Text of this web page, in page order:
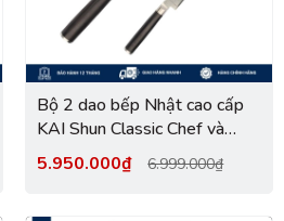
Bộ 2 dao bếp Nhật cao cấp
KAI Shun Classic Chef và
Ultility Bộ dao thái, đa năng
DMS-220
5.950.000₫ 6.999.000₫